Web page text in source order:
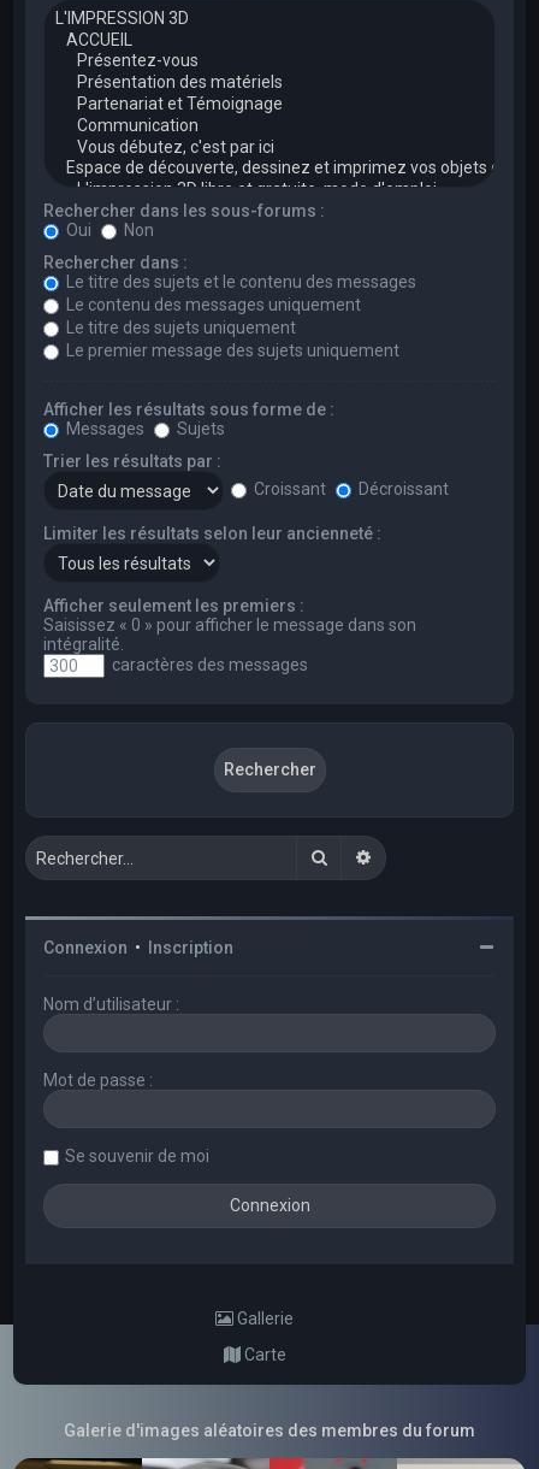
Rechercher dans les sous-forums :
Oui
Non
Rechercher dans :
Le titre des sujets et le contenu des messages
Le contenu des messages uniquement
Le titre des sujets uniquement
Le premier message des sujets uniquement
Afficher les résultats sous forme de :
Messages
Sujets
Trier les résultats par :
Croissant
Décroissant
Limiter les résultats selon leur ancienneté :
Afficher seulement les premiers :
Saisissez « 0 » pour afficher le message dans son
intégralité.
caractères des messages
RechercherRecherche avancée
Connexion • Inscription
Nom d’utilisateur :
Mot de passe :
Se souvenir de moi
Gallerie
Carte
Galerie d'images aléatoires des membres du forum